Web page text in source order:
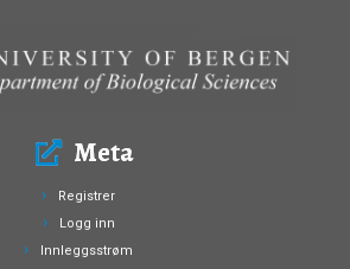
Meta
Registrer
Logg inn
Innleggsstrøm